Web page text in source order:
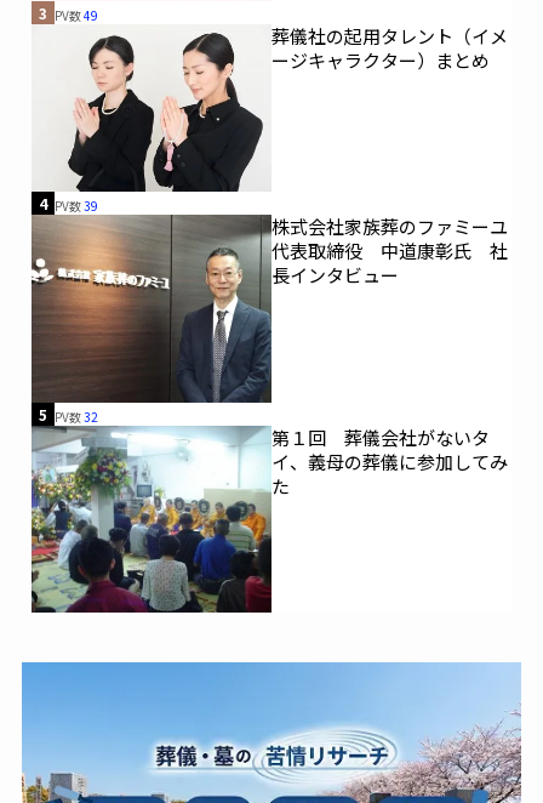
3 PV数49
葬儀社の起用タレント（イメ
ージキャラクター）まとめ
4 PV数39
株式会社家族葬のファミーユ
代表取締役 中道康彰氏 社
長インタビュー
5 PV数32
第１回 葬儀会社がないタ
イ、義母の葬儀に参加してみ
た